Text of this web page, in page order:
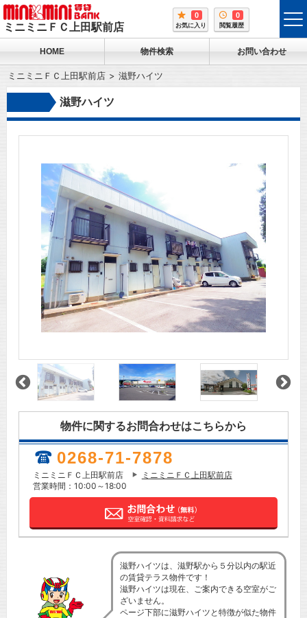
ミニミニＦＣ上田駅前店
0
お気に入り
0
閲覧履歴
HOME 物件検索 お問い合わせ
ミニミニＦＣ上田駅前店 滋野ハイツ
滋野ハイツ
物件に関するお問合わせはこちらから
0268-71-7878
ミニミニＦＣ上田駅前店
ミニミニＦＣ上田駅前店
営業時間：10:00～18:00
滋野ハイツは、滋野駅から５分以内の駅近
の賃貸テラス物件です！
滋野ハイツは現在、ご案内できる空室がご
ざいません。
ページ下部に滋野ハイツと特徴が似た物件